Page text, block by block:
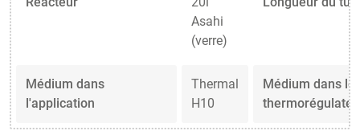
Asahi
(verre)
Médium dans
l'application
Thermal
H10
Médium dans le